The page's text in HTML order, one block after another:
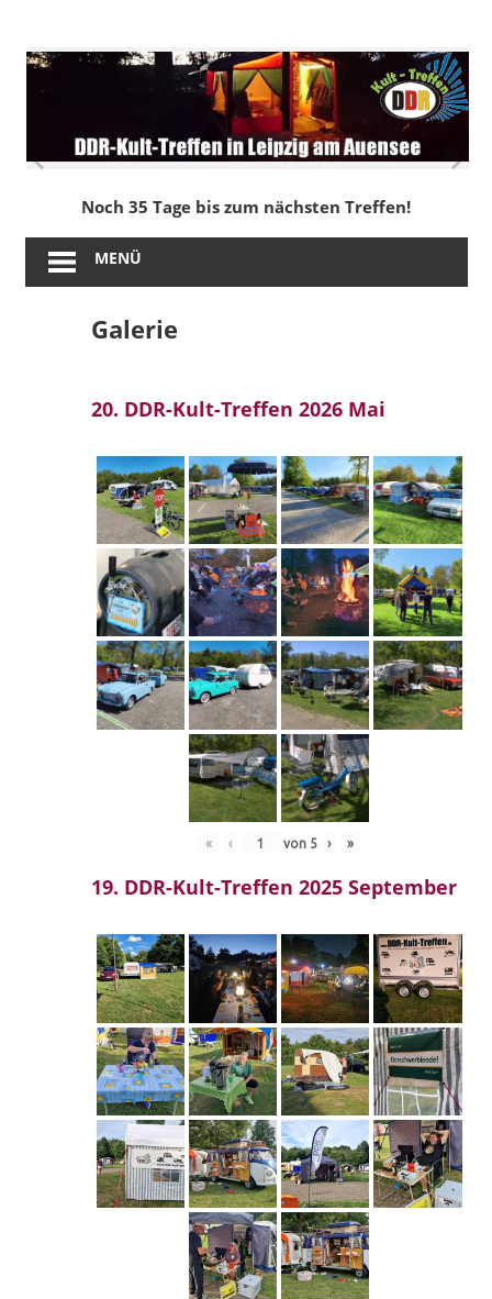
springen
DDR-
Kult-
Treffen
in
Leipzig
am
Noch 35 Tage bis zum nächsten Treffen!
MENÜ
Galerie
20. DDR-Kult-Treffen 2026 Mai
« ‹ von 5 › »
19. DDR-Kult-Treffen 2025 September